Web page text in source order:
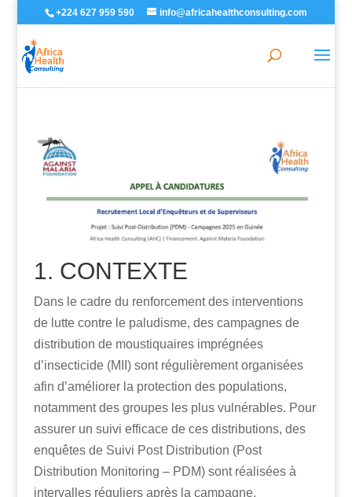
+224 627 959 590 info@africahealthconsulting.com
1. CONTEXTE
Dans le cadre du renforcement des interventions
de lutte contre le paludisme, des campagnes de
distribution de moustiquaires imprégnées
d’insecticide (MII) sont régulièrement organisées
afin d’améliorer la protection des populations,
notamment des groupes les plus vulnérables. Pour
assurer un suivi efficace de ces distributions, des
enquêtes de Suivi Post Distribution (Post
Distribution Monitoring – PDM) sont réalisées à
intervalles réguliers après la campagne.